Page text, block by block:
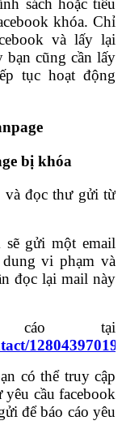
sách hoặc tiêu
khóa. Chỉ
và lấy lại
bạn cũng cần lấy
tục hoạt động
bị khóa
và đọc thư gửi từ
gửi một email
vi phạm và
đọc lại mail này
tại
có thể truy cập
cầu facebook
để báo cáo yêu